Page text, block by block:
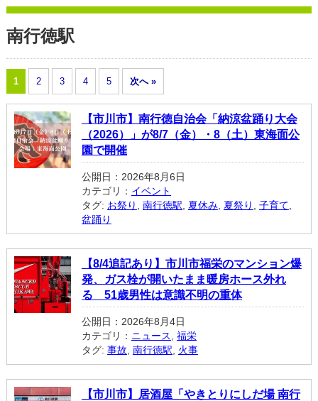
南行徳駅
1 2 3 4 5 次へ »
【市川市】南行徳自治会「納涼盆踊り大会
（2026）」が8/7（金）・8（土）東海面公
園で開催
公開日：2026年8月6日
カテゴリ： イベント
タグ: お祭り 南行徳駅 夏休み, 夏祭り 子育て
盆踊り
【8/4追記あり】市川市福栄のマンション爆
発、ガス栓が開いたまま暖房ホース外れ
る 51歳男性は意識不明の重体
公開日：2026年8月4日
カテゴリ： ニュース
福栄
タグ: 事故 南行徳駅 火事
【市川市】居酒屋「やきとりにしだ場 南行